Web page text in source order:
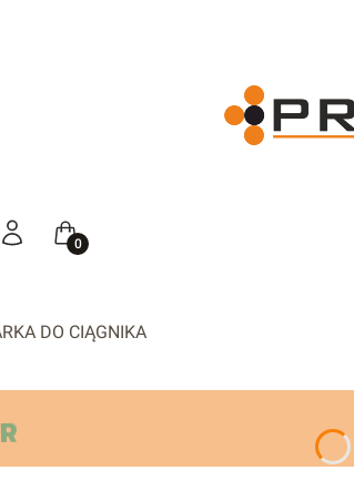
Zaloguj sięKoszyk
DO CIĄGNIKA